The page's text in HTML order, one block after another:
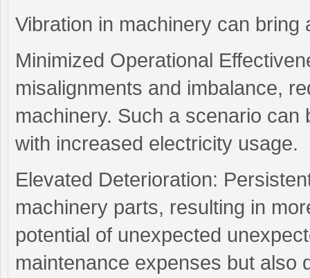
Vibration in machinery can
Minimized Operational
misalignments and imbalance,
machinery. Such a scenario
with increased electricity usage.
Elevated Deterioration:
machinery parts, resulting in
potential of unexpected
maintenance expenses but also